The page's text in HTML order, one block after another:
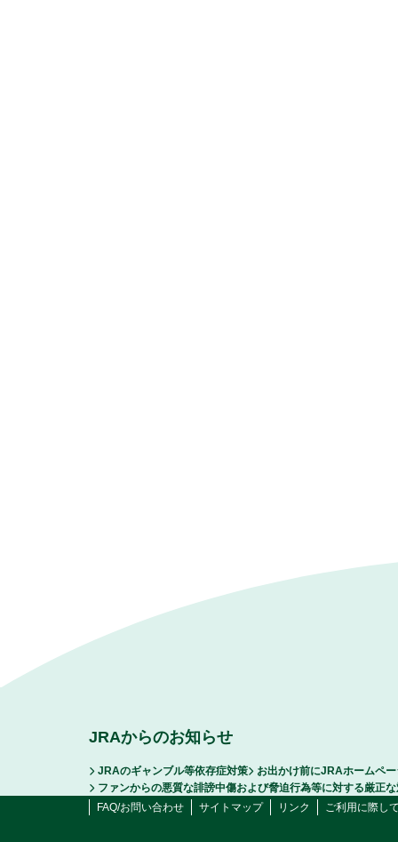
JRAからのお知らせ
JRAのギャンブル等依存症対策
お出かけ前にJRAホームペ
ファンからの悪質な誹謗中傷および脅迫行為等に対する厳正
FAQ/お問い合わせ
サイトマップ リンク ご利用に際し